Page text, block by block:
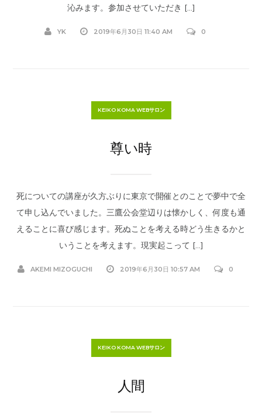
沁みます。参加させていただき […]
YK 2019年6月30日 11:40 AM 0
KEIKO KOMA WEBサロン
尊い時
死についての講座が久方ぶりに東京で開催とのことで夢中で全
て申し込んでいました。三鷹公会堂辺りは懐かしく、何度も通
えることに喜び感じます。死ぬことを考える時どう生きるかと
いうことを考えます。現実起こって […]
AKEMI MIZOGUCHI 2019年6月30日 10:57 AM 0
KEIKO KOMA WEBサロン
人間